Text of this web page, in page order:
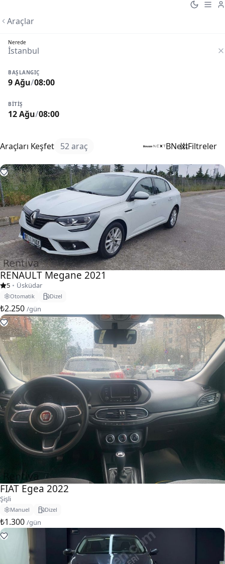
Araçlar
Nerede
BAŞLANGIÇ
9 Ağu/08:00
BITIŞ
12 Ağu/08:00
Araçları Keşfet 52 araç BNextFiltreler
RENAULT Megane 2021
5 • Üsküdar
Otomatik Dizel
₺2.250 /gün
FIAT Egea 2022
Şişli
Manuel Dizel
₺1.300 /gün